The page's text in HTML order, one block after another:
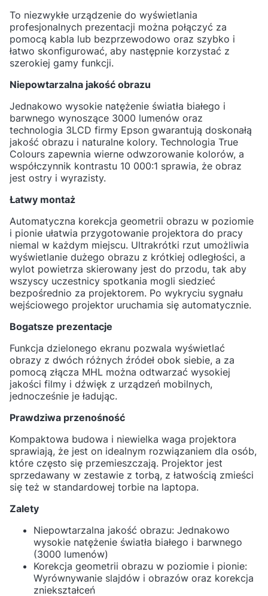
To niezwykłe urządzenie do wyświetlania
profesjonalnych prezentacji można połączyć za
pomocą kabla lub bezprzewodowo oraz szybko i
łatwo skonfigurować, aby następnie korzystać z
szerokiej gamy funkcji.
Niepowtarzalna jakość obrazu
Jednakowo wysokie natężenie światła białego i
barwnego wynoszące 3000 lumenów oraz
technologia 3LCD firmy Epson gwarantują doskonałą
jakość obrazu i naturalne kolory. Technologia True
Colours zapewnia wierne odwzorowanie kolorów, a
współczynnik kontrastu 10 000:1 sprawia, że obraz
jest ostry i wyrazisty.
Łatwy montaż
Automatyczna korekcja geometrii obrazu w poziomie
i pionie ułatwia przygotowanie projektora do pracy
niemal w każdym miejscu. Ultrakrótki rzut umożliwia
wyświetlanie dużego obrazu z krótkiej odległości, a
wylot powietrza skierowany jest do przodu, tak aby
wszyscy uczestnicy spotkania mogli siedzieć
bezpośrednio za projektorem. Po wykryciu sygnału
wejściowego projektor uruchamia się automatycznie.
Bogatsze prezentacje
Funkcja dzielonego ekranu pozwala wyświetlać
obrazy z dwóch różnych źródeł obok siebie, a za
pomocą złącza MHL można odtwarzać wysokiej
jakości filmy i dźwięk z urządzeń mobilnych,
jednocześnie je ładując.
Prawdziwa przenośność
Kompaktowa budowa i niewielka waga projektora
sprawiają, że jest on idealnym rozwiązaniem dla osób,
które często się przemieszczają. Projektor jest
sprzedawany w zestawie z torbą, z łatwością zmieści
się też w standardowej torbie na laptopa.
Zalety
Niepowtarzalna jakość obrazu: Jednakowo
wysokie natężenie światła białego i barwnego
(3000 lumenów)
Korekcja geometrii obrazu w poziomie i pionie:
Wyrównywanie slajdów i obrazów oraz korekcja
zniekształceń